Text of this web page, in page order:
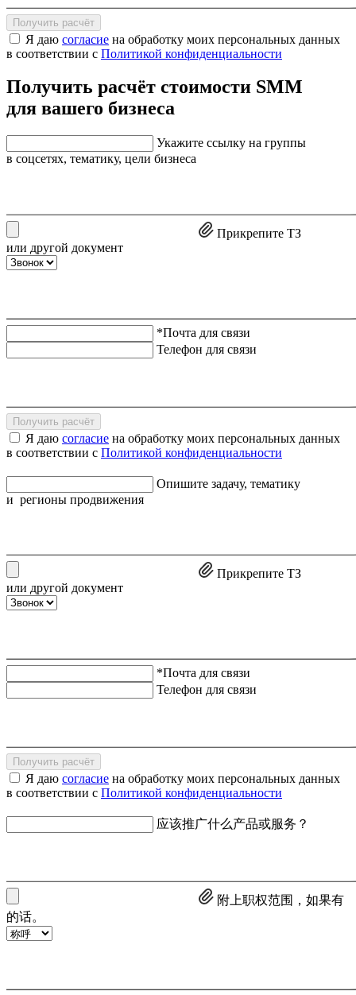
Получить расчёт
Я даю согласие на обработку моих персональных данных
в соответствии с Политикой конфиденциальности
Получить расчёт стоимости SMM
для вашего бизнеса
Укажите ссылку на группы
в соцсетях, тематику, цели бизнеса
Прикрепите ТЗ
или другой документ
*Почта для связи
Телефон для связи
Получить расчёт
Я даю согласие на обработку моих персональных данных
в соответствии с Политикой конфиденциальности
Опишите задачу, тематику
и регионы продвижения
Прикрепите ТЗ
или другой документ
*Почта для связи
Телефон для связи
Получить расчёт
Я даю согласие на обработку моих персональных данных
в соответствии с Политикой конфиденциальности
应该推广什么产品或服务？
附上职权范围，如果有
的话。